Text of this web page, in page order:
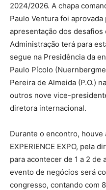
2024/2026. A chapa
Paulo Ventura foi aprovada
apresentação dos desafios
Administração terá para
segue na Presidência da
Paulo Pícolo
Pereira de Almeida (P.O.)
outros nove vice-
diretora internacional.
Durante o encontro, houve
EXPERIENCE EXPO, pela
para acontecer de 1 a 2 de
evento de negócios será
congresso, contando com